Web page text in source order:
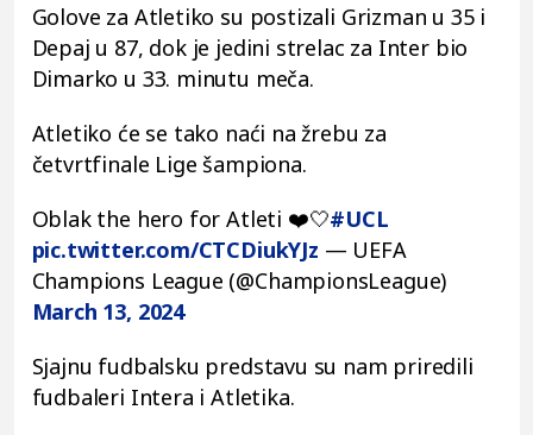
Golove za Atletiko su postizali Grizman u 35 i
Depaj u 87, dok je jedini strelac za Inter bio
Dimarko u 33. minutu meča.
Atletiko će se tako naći na žrebu za
četvrtfinale Lige šampiona.
Oblak the hero for Atleti ❤️🤍#UCL
pic.twitter.com/CTCDiukYJz — UEFA
Champions League (@ChampionsLeague)
March 13, 2024
Sjajnu fudbalsku predstavu su nam priredili
fudbaleri Intera i Atletika.